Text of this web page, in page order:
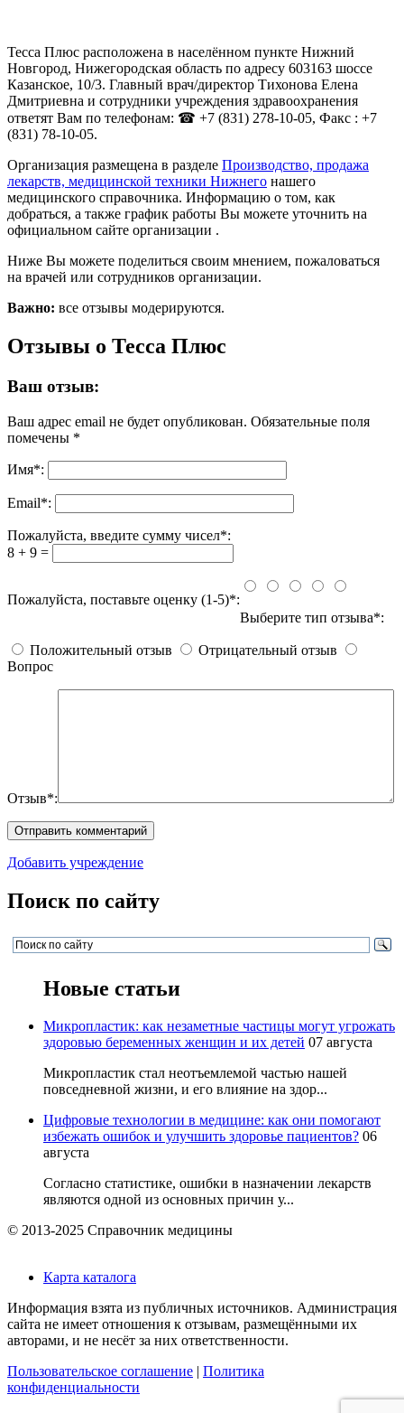
Тесса Плюс расположена в населённом пункте Нижний
Новгород, Нижегородская область по адресу 603163 шоссе
Казанское, 10/3. Главный врач/директор Тихонова Елена
Дмитриевна и сотрудники учреждения здравоохранения
ответят Вам по телефонам: ☎ +7 (831) 278-10-05, Факс : +7
(831) 78-10-05.
Организация размещена в разделе Производство, продажа
лекарств, медицинской техники Нижнего нашего
медицинского справочника. Информацию о том, как
добраться, а также график работы Вы можете уточнить на
официальном сайте организации .
Ниже Вы можете поделиться своим мнением, пожаловаться
на врачей или сотрудников организации.
Важно: все отзывы модерируются.
Отзывы о Тесса Плюс
Ваш отзыв:
Ваш адрес email не будет опубликован. Обязательные поля
помечены *
Имя*:
Email*:
Пожалуйста, введите сумму чисел*:
8 + 9 =
Пожалуйста, поставьте оценку (1-5)*:
Выберите тип отзыва*:
Положительный отзыв
Отрицательный отзыв
Вопрос
Отзыв*:
Добавить учреждение
Поиск по сайту
Новые статьи
Микропластик: как незаметные частицы могут угрожать
здоровью беременных женщин и их детей 07 августа
Микропластик стал неотъемлемой частью нашей
повседневной жизни, и его влияние на здор...
Цифровые технологии в медицине: как они помогают
избежать ошибок и улучшить здоровье пациентов? 06
августа
Согласно статистике, ошибки в назначении лекарств
являются одной из основных причин у...
© 2013-2025 Справочник медицины
Карта каталога
Информация взята из публичных источников. Администрация
сайта не имеет отношения к отзывам, размещёнными их
авторами, и не несёт за них ответственности.
Пользовательское соглашение
Политика
конфиденциальности